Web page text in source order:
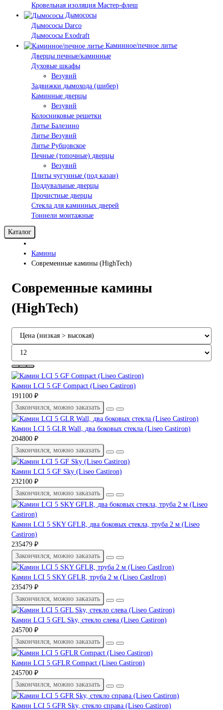
Кровельная изоляция Мастер-флеш
Дымососы
Дымососы Darco
Дымососы Exodraft
Каминное/печное литье
Дверцы печные/каминные
Духовые шкафы
Везувий
Задвижки дымохода (шибер)
Каминные дверцы
Везувий
Колосниковые решетки
Литье Балезино
Литье Везувий
Литье Рубцовское
Печные (топочные) дверцы
Везувий
Плиты чугунные (под казан)
Поддувальные дверцы
Прочистные дверцы
Стекла для каминных дверей
Тоннели монтажные
Каталог
Камины
Современные камины (HighTech)
Современные камины
(HighTech)
Камин LCI 5 GF Compact (Liseo Castiron)
191100 ₽
Закончился, можно заказать
Камин LCI 5 GLR Wall, два боковых стекла (Liseo Castiron)
204800 ₽
Закончился, можно заказать
Камин LCI 5 GF Sky (Liseo Castiron)
232100 ₽
Закончился, можно заказать
Камин LCI 5 SKY GFLR, два боковых стекла, труба 2 м (Liseo
Castiron)
235479 ₽
Закончился, можно заказать
Камин LCI 5 SKY GFLR, труба 2 м (Liseo CastIron)
235479 ₽
Закончился, можно заказать
Камин LCI 5 GFL Sky, стекло слева (Liseo Castiron)
245700 ₽
Закончился, можно заказать
Камин LCI 5 GFLR Compact (Liseo Castiron)
245700 ₽
Закончился, можно заказать
Камин LCI 5 GFR Sky, стекло справа (Liseo Castiron)